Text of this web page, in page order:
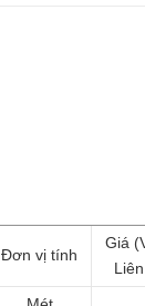
Đơn vị tính
Giá